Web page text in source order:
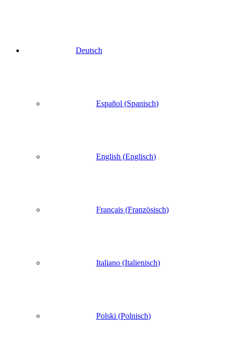
Deutsch
Español (Spanisch)
English (Englisch)
Français (Französisch)
Italiano (Italienisch)
Polski (Polnisch)